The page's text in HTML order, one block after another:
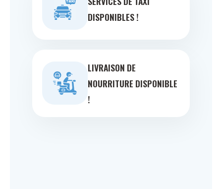
DISPONIBLES !
LIVRAISON DE
NOURRITURE DISPONIBLE
!